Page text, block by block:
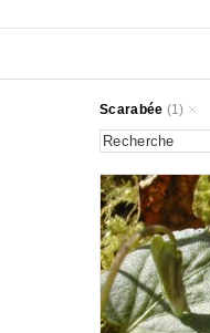
Scarabée (1)